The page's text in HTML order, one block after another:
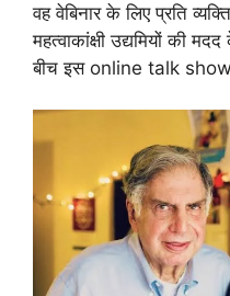
वह वेबिनार के लिए प्रति
महत्वाकांक्षी उद्यमियों की
बीच इस online talk